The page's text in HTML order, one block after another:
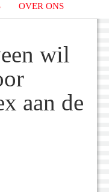
OVER ONS
wil
aan de